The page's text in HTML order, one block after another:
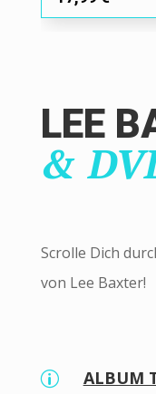
LEE
&
Scrolle Dich
von Lee Baxter!
p ALBUM